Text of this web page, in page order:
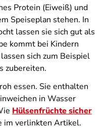
Protein (Eiweiß) und
Speiseplan stehen. In
lassen sie sich gut als
kommt bei Kindern
sich zum Beispiel
zubereiten.
essen. Sie enthalten
in Wasser
Hülsenfrüchte sicher
im verlinkten Artikel.